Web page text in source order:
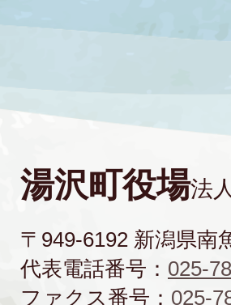
湯沢町役場法
〒949-6192 新潟県南
代表電話番号： 025-
ファクス番号： 025-